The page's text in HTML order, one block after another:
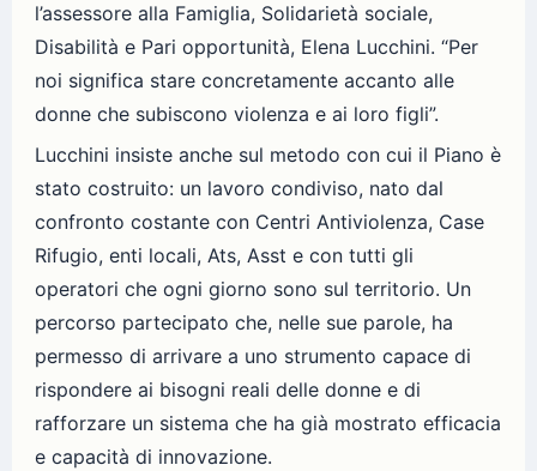
l’assessore alla Famiglia, Solidarietà sociale,
Disabilità e Pari opportunità, Elena Lucchini. “Per
noi significa stare concretamente accanto alle
donne che subiscono violenza e ai loro figli”.
Lucchini insiste anche sul metodo con cui il Piano è
stato costruito: un lavoro condiviso, nato dal
confronto costante con Centri Antiviolenza, Case
Rifugio, enti locali, Ats, Asst e con tutti gli
operatori che ogni giorno sono sul territorio. Un
percorso partecipato che, nelle sue parole, ha
permesso di arrivare a uno strumento capace di
rispondere ai bisogni reali delle donne e di
rafforzare un sistema che ha già mostrato efficacia
e capacità di innovazione.